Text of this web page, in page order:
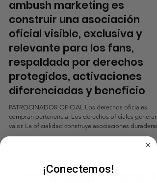
La mejor defensa contra el
ambush marketing es
construir una asociación
oficial visible, exclusiva y
relevante para los fans,
respaldada por derechos
protegidos, activaciones
diferenciadas y beneficio
PATROCINADOR OFICIAL Los derechos oficiales
compran pertenencia. Los derechos oficiales generan
valor. La oficialidad construye asociaciones duraderas.
garantizan acceso, exclusividad y protección. La
inversión en derechos oficiales se traduce en activos
¡Conectemos!